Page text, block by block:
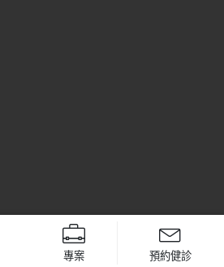
專案 預約健診